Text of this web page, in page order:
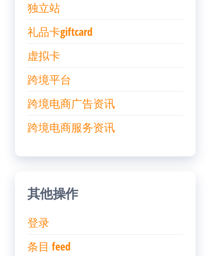
独立站
礼品卡giftcard
虚拟卡
跨境平台
跨境电商广告资讯
跨境电商服务资讯
其他操作
登录
条目 feed